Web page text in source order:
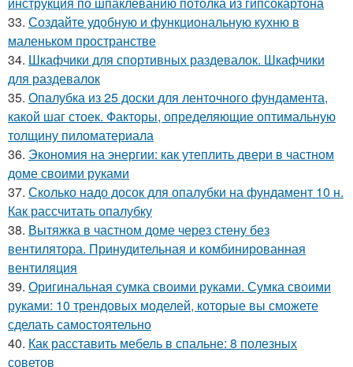
33. Создайте удобную и функциональную кухню в
маленьком пространстве
34. Шкафчики для спортивных раздевалок. Шкафчики
для раздевалок
35. Опалубка из 25 доски для ленточного фундамента,
какой шаг стоек. Факторы, определяющие оптимальную
толщину пиломатериала
36. Экономия на энергии: как утеплить двери в частном
доме своими руками
37. Сколько надо досок для опалубки на фундамент 10 н.
Как рассчитать опалубку
38. Вытяжка в частном доме через стену без
вентилятора. Принудительная и комбинированная
вентиляция
39. Оригинальная сумка своими руками. Сумка своими
руками: 10 трендовых моделей, которые вы сможете
сделать самостоятельно
40. Как расставить мебель в спальне: 8 полезных
советов